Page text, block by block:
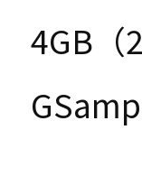
4GB （